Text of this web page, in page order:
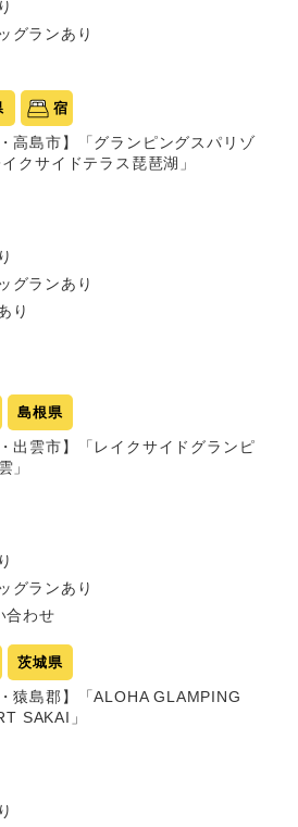
グランあり
宿
・高島市】「グランピングスパリゾ
クサイドテラス琵琶湖」
グランあり
り
島根県
・出雲市】「レイクサイドグランピ
」
グランあり
合わせ
茨城県
・猿島郡】「ALOHA GLAMPING
SAKAI」